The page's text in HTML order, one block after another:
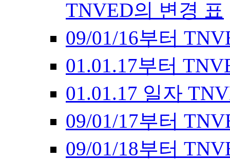
TNVED의 변경 표
09/01/16부터
01.01.17부터
01.01.17 일자
09/01/17부터
09/01/18부터